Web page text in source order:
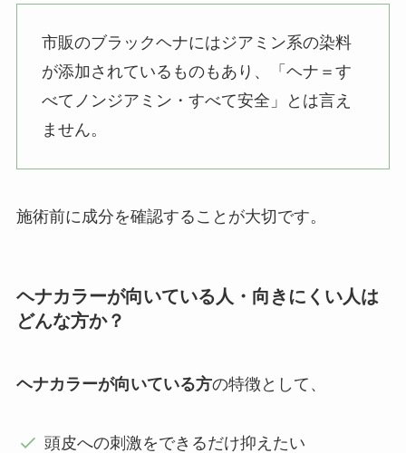
市販のブラックヘナにはジアミン系の染料
が添加されているものもあり、「ヘナ＝す
べてノンジアミン・すべて安全」とは言え
ません。
施術前に成分を確認することが大切です。
ヘナカラーが向いている人・向きにくい人は
どんな方か？
ヘナカラーが向いている方の特徴として、
頭皮への刺激をできるだけ抑えたい